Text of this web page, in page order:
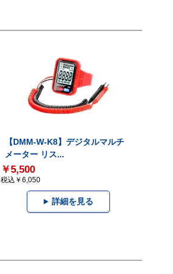
【DMM-W-K8】デジタルマルチ
メーター リス...
￥5,500
税込￥6,050
詳細を見る